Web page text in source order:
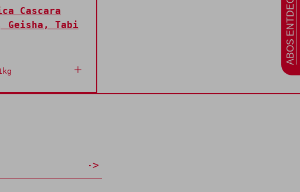
ABOS ENTDECKEN
Cascara
Geisha, Tabi